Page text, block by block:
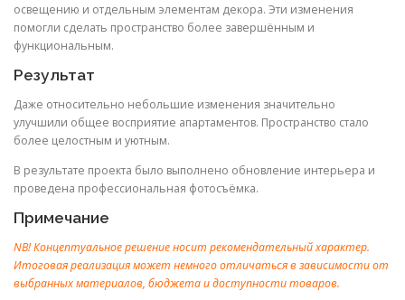
освещению и отдельным элементам декора. Эти изменения
помогли сделать пространство более завершённым и
функциональным.
Результат
Даже относительно небольшие изменения значительно
улучшили общее восприятие апартаментов. Пространство стало
более целостным и уютным.
В результате проекта было выполнено обновление интерьера и
проведена профессиональная фотосъёмка.
Примечание
NB! Концептуальное решение носит рекомендательный характер.
Итоговая реализация может немного отличаться в зависимости от
выбранных материалов, бюджета и доступности товаров.